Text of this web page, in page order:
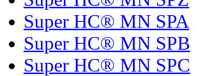
Super HC® MN SPA
Super HC® MN SPB
Super HC® MN SPC